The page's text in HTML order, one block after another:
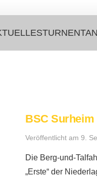
TURNEN
BSC
Veröffentlicht am 9.
Die Berg-und-
„Erste“ der